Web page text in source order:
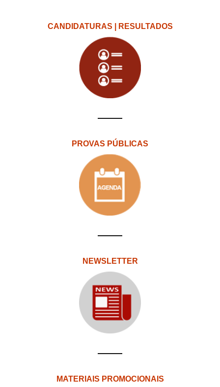
CANDIDATURAS | RESULTADOS
PROVAS PÚBLICAS
NEWSLETTER
MATERIAIS PROMOCIONAIS